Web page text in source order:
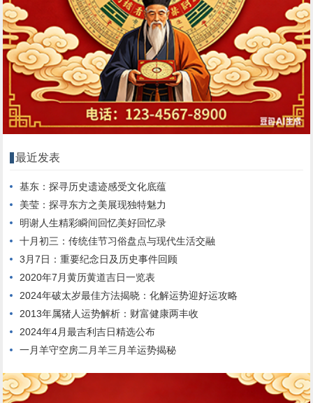
最近发表
基东：探寻历史遗迹感受文化底蕴
美莹：探寻东方之美展现独特魅力
明谢人生精彩瞬间回忆美好回忆录
十月初三：传统佳节习俗盘点与现代生活交融
3月7日：重要纪念日及历史事件回顾
2020年7月黄历黄道吉日一览表
2024年破太岁最佳方法揭晓：化解运势迎好运攻略
2013年属猪人运势解析：财富健康两丰收
2024年4月最吉利吉日精选公布
一月羊守空房二月羊三月羊运势揭秘